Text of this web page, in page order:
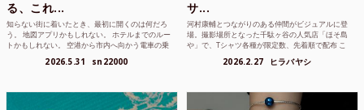
る、これ...
知らない街に着いたとき、最初に開くのは何だろ
う。 地図アプリかもしれない。 ホテルまでのルー
トかもしれない。 空港から市内へ向かう電車の乗
して、その街の空...
2026.5.31 sn22000
サ...
河村康輔とつながりのある仲間がビジュアルに登
場。撮影場所となった千駄ヶ谷の人気店「ほそ島
や」で、Tシャツ各種が限定数、先着順で配布 こ
さまざまな...2026.2.27 ヒラバヤシ